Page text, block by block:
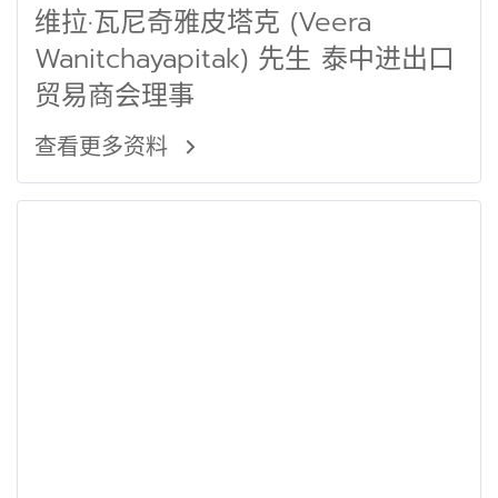
维拉·瓦尼奇雅皮塔克 (Veera
Wanitchayapitak) 先生 泰中进出口
贸易商会理事
查看更多资料